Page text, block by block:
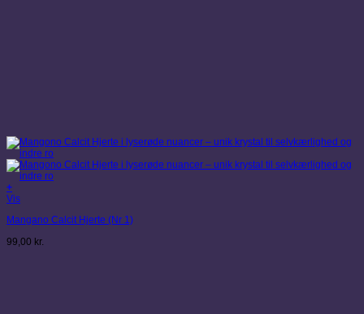
+
Vis
Mangano Calcit Hjerte (Nr 1)
99,00 kr.